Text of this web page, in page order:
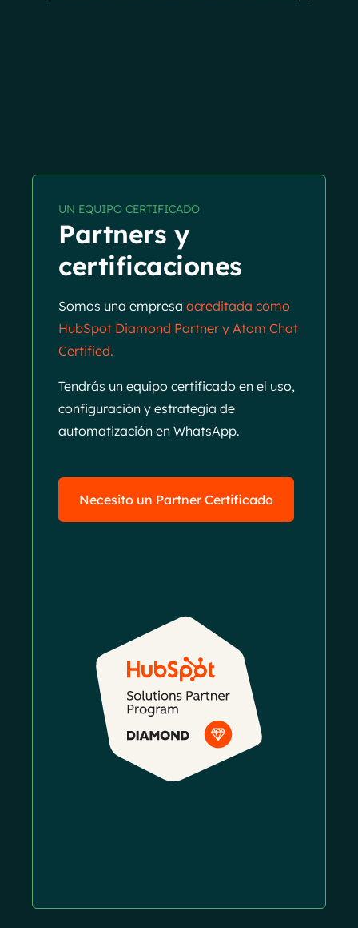
UN EQUIPO CERTIFICADO
Partners y
certificaciones
Somos una empresa acreditada como
HubSpot Diamond Partner y Atom Chat
Certified.
Tendrás un equipo certificado en el uso,
configuración y estrategia de
automatización en WhatsApp.
Necesito un Partner Certificado